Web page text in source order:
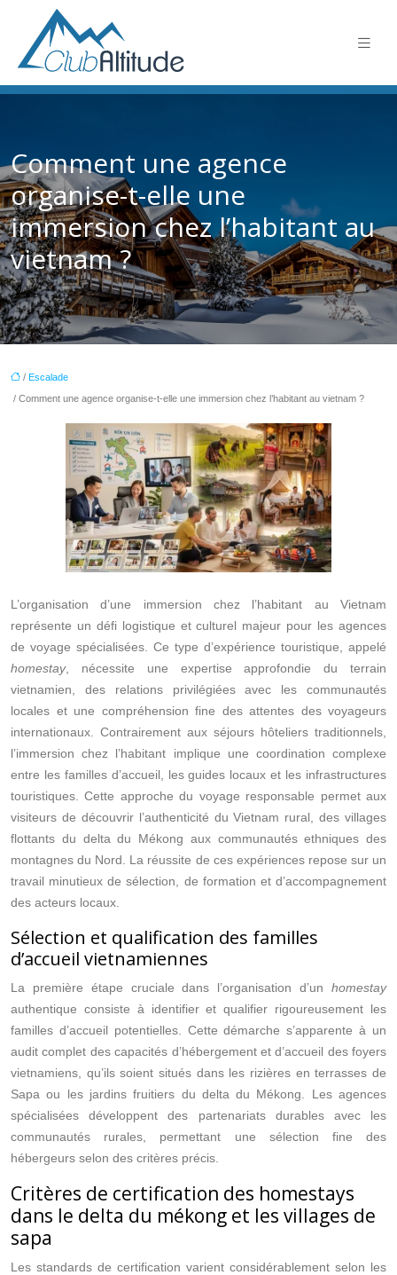
Comment une agence
organise-t-elle une
immersion chez l’habitant au
vietnam ?
/ Escalade
/ Comment une agence organise-t-elle une immersion chez l’habitant au vietnam ?
L’organisation d’une immersion chez l’habitant au Vietnam
représente un défi logistique et culturel majeur pour les agences
de voyage spécialisées. Ce type d’expérience touristique, appelé
homestay, nécessite une expertise approfondie du terrain
vietnamien, des relations privilégiées avec les communautés
locales et une compréhension fine des attentes des voyageurs
internationaux. Contrairement aux séjours hôteliers traditionnels,
l’immersion chez l’habitant implique une coordination complexe
entre les familles d’accueil, les guides locaux et les infrastructures
touristiques. Cette approche du voyage responsable permet aux
visiteurs de découvrir l’authenticité du Vietnam rural, des villages
flottants du delta du Mékong aux communautés ethniques des
montagnes du Nord. La réussite de ces expériences repose sur un
travail minutieux de sélection, de formation et d’accompagnement
des acteurs locaux.
Sélection et qualification des familles
d’accueil vietnamiennes
La première étape cruciale dans l’organisation d’un homestay
authentique consiste à identifier et qualifier rigoureusement les
familles d’accueil potentielles. Cette démarche s’apparente à un
audit complet des capacités d’hébergement et d’accueil des foyers
vietnamiens, qu’ils soient situés dans les rizières en terrasses de
Sapa ou les jardins fruitiers du delta du Mékong. Les agences
spécialisées développent des partenariats durables avec les
communautés rurales, permettant une sélection fine des
hébergeurs selon des critères précis.
Critères de certification des homestays
dans le delta du mékong et les villages de
sapa
Les standards de certification varient considérablement selon les